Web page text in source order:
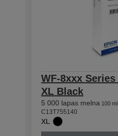
WF-8xxx
XL Black
5 000 lapas melna 100 ml
C13T755140
XL